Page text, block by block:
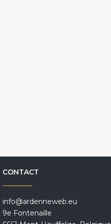
CONTACT
info@ardenneweb.eu
9e Fontenaille